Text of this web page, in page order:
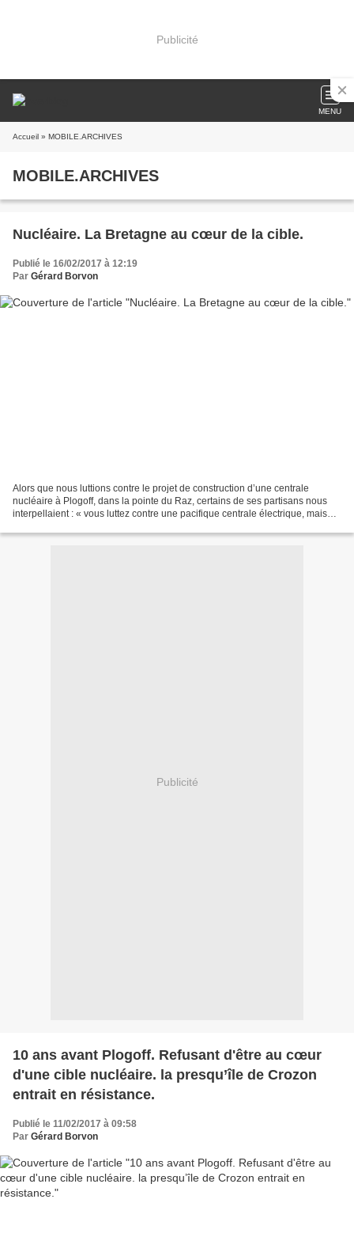
Publicité
MENU
Accueil » MOBILE.ARCHIVES
MOBILE.ARCHIVES
Nucléaire. La Bretagne au cœur de la cible.
Publié le 16/02/2017 à 12:19
Par Gérard Borvon
Alors que nous luttions contre le projet de construction d’une centrale
nucléaire à Plogoff, dans la pointe du Raz, certains de ses partisans nous
interpellaient : « vous luttez contre une pacifique centrale électrique, mais
Publicité
10 ans avant Plogoff. Refusant d'être au cœur
d'une cible nucléaire. la presqu’île de Crozon
entrait en résistance.
Publié le 11/02/2017 à 09:58
Par Gérard Borvon